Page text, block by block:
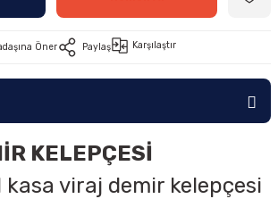
Öner Paylaş Karşılaştır
KELEPÇESİ
kasa viraj demir kelepçesi